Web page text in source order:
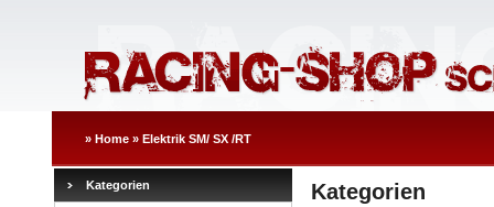
» Home » Elektrik SM/ SX /RT
Kategorien Kategorien